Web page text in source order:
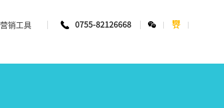
0755-82126668
营销工具